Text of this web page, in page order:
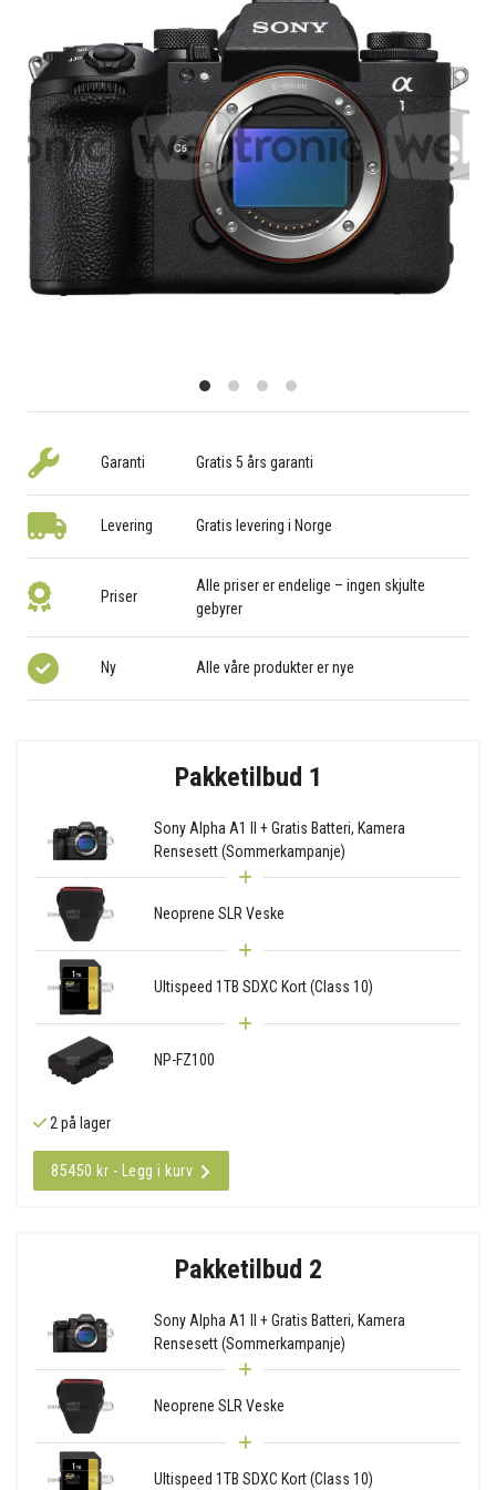
Garanti Gratis 5 års garanti
Levering Gratis levering i Norge
Priser
Alle priser er endelige – ingen skjulte
gebyrer
Ny Alle våre produkter er nye
Pakketilbud 1
Sony Alpha A1 II + Gratis Batteri, Kamera
Rensesett (Sommerkampanje)
Neoprene SLR Veske
Ultispeed 1TB SDXC Kort (Class 10)
NP-FZ100
2 på lager
85450 kr - Legg i kurv
Pakketilbud 2
Sony Alpha A1 II + Gratis Batteri, Kamera
Rensesett (Sommerkampanje)
Neoprene SLR Veske
Ultispeed 1TB SDXC Kort (Class 10)